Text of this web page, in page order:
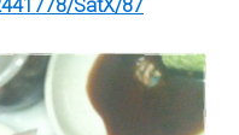
SatX/87